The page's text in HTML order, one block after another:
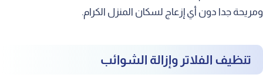
ومريحة جدا دون أي إزعاج لسكان المنزل الكرام.
تنظيف الفلاتر وإزالة الشوائب